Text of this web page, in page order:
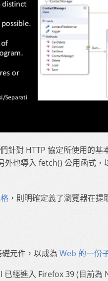
針對 HTTP 協定所使用的
外也導入 fetch() 公用函式，
，則明確定義了瀏覽器在
元件，以成為 Web 的一份
已經進入 Firefox 39 (目前